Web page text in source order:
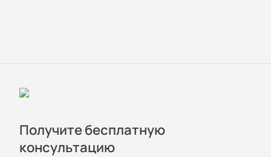
Получите бесплатную
консультацию